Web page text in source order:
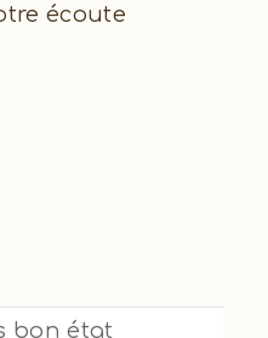
écoute
bon état